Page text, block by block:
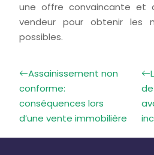
une offre convaincante et
vendeur pour obtenir les
possibles.
Assainissement non
conforme:
conséquences lors
d’une vente immobilière